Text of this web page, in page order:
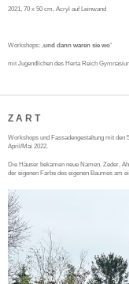
2021, 70 x 50 cm, Acryl auf Leinwand
Workshops: ‚ und dann waren sie wo‘
mit Jugendlichen des Herta Reich
Z A R T
Workshops und Fassadengestaltung mit den
April/Mai 2022.
Die Häuser bekamen neue Namen. Zeder,
der eigenen Farbe des eigenen Baumes am